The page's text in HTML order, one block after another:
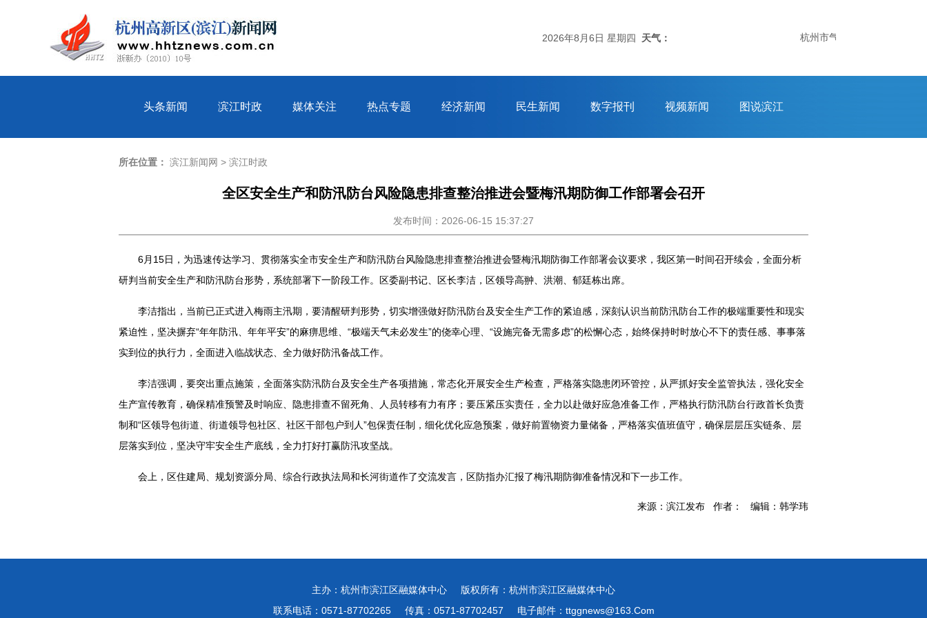
2026年8月6日 星期四 天气： 杭州市气象台06日19时50分
头条新闻 滨江时政 媒体关注 热点专题 经济新闻 民生新闻 数字报刊 视频新闻 图说滨江
所在位置： 滨江新闻网 > 滨江时政
全区安全生产和防汛防台风险隐患排查整治推进会暨梅汛期防御工作部署会召开
发布时间：2026-06-15 15:37:27
6月15日，为迅速传达学习、贯彻落实全市安全生产和防汛防台风险隐患排查整治推进会暨梅汛期防御工作部署会议要求，我区第一时间召开续会，全面分析
研判当前安全生产和防汛防台形势，系统部署下一阶段工作。区委副书记、区长李洁，区领导高翀、洪潮、郁廷栋出席。
李洁指出，当前已正式进入梅雨主汛期，要清醒研判形势，切实增强做好防汛防台及安全生产工作的紧迫感，深刻认识当前防汛防台工作的极端重要性和现实
紧迫性，坚决摒弃“年年防汛、年年平安”的麻痹思维、“极端天气未必发生”的侥幸心理、“设施完备无需多虑”的松懈心态，始终保持时时放心不下的责任感、事事落
实到位的执行力，全面进入临战状态、全力做好防汛备战工作。
李洁强调，要突出重点施策，全面落实防汛防台及安全生产各项措施，常态化开展安全生产检查，严格落实隐患闭环管控，从严抓好安全监管执法，强化安全
生产宣传教育，确保精准预警及时响应、隐患排查不留死角、人员转移有力有序；要压紧压实责任，全力以赴做好应急准备工作，严格执行防汛防台行政首长负责
制和“区领导包街道、街道领导包社区、社区干部包户到人”包保责任制，细化优化应急预案，做好前置物资力量储备，严格落实值班值守，确保层层压实链条、层
层落实到位，坚决守牢安全生产底线，全力打好打赢防汛攻坚战。
会上，区住建局、规划资源分局、综合行政执法局和长河街道作了交流发言，区防指办汇报了梅汛期防御准备情况和下一步工作。
来源：滨江发布 作者： 编辑：韩学玮
主办：杭州市滨江区融媒体中心
版权所有：杭州市滨江区融媒体中心
联系电话：0571-87702265
传真：0571-87702457 电子邮件：ttggnews@163.Com